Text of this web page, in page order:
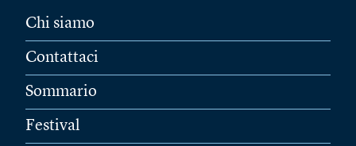
Chi siamo
Contattaci
Sommario
Festival